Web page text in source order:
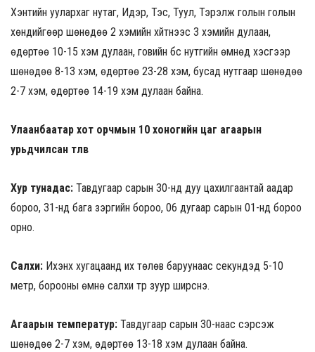
Хэнтийн уулархаг нутаг, Идэр, Тэс, Туул, Тэрэлж голын голын
хөндийгөөр шөнөдөө 2 хэмийн хүйтнээс 3 хэмийн дулаан,
өдөртөө 10-15 хэм дулаан, говийн бүс нутгийн өмнөд хэсгээр
шөнөдөө 8-13 хэм, өдөртөө 23-28 хэм, бусад нутгаар шөнөдөө
2-7 хэм, өдөртөө 14-19 хэм дулаан байна.
Улаанбаатар хот орчмын 10 хоногийн цаг агаарын
урьдчилсан төлөв
Хур тунадас: Тавдугаар сарын 30-нд дуу цахилгаантай аадар
бороо, 31-нд бага зэргийн бороо, 06 дугаар сарын 01-нд бороо
орно.
Салхи: Ихэнх хугацаанд их төлөв баруунаас секундэд 5-10
метр, борооны өмнө салхи түр зуур ширүүснэ.
Агаарын температур: Тавдугаар сарын 30-наас сэрүүсэж
шөнөдөө 2-7 хэм, өдөртөө 13-18 хэм дулаан байна.